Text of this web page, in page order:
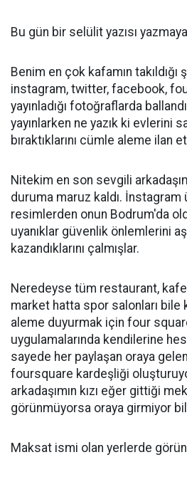
Bu gün bir selülit yazısı
Benim en çok kafamın takıldığı
instagram, twitter, facebook,
yayınladığı fotoğraflarda
yayınlarken ne yazık ki evlerini
bıraktıklarını cümle aleme ilan
Nitekim en son sevgili
duruma maruz kaldı. İnstagram
resimlerden onun Bodrum'da
uyanıklar güvenlik önlemlerini
kazandıklarını çalmışlar.
Neredeyse tüm restaurant,
market hatta spor salonları bile
aleme duyurmak için four
uygulamalarında kendilerine
sayede her paylaşan oraya
foursquare kardeşliği
arkadaşımın kızı eğer gittiği
görünmüyorsa oraya girmiyor
Maksat ismi olan yerlerde